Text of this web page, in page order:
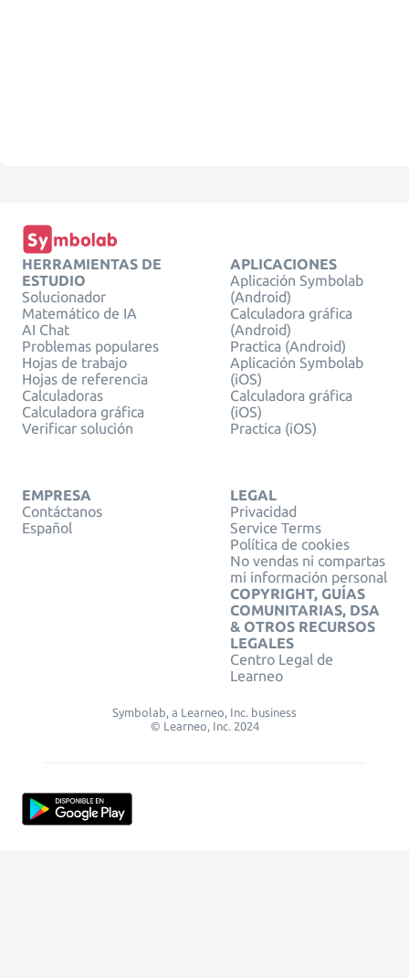
HERRAMIENTAS DE
ESTUDIO
Solucionador
Matemático de IA
AI Chat
Problemas populares
Hojas de trabajo
Hojas de referencia
Calculadoras
Calculadora gráfica
Verificar solución
APLICACIONES
Aplicación Symbolab
(Android)
Calculadora gráfica
(Android)
Practica (Android)
Aplicación Symbolab
(iOS)
Calculadora gráfica
(iOS)
Practica (iOS)
EMPRESA
Contáctanos
Español
LEGAL
Privacidad
Service Terms
Política de cookies
No vendas ni compartas
mi información personal
COPYRIGHT, GUÍAS
COMUNITARIAS, DSA
& OTROS RECURSOS
LEGALES
Centro Legal de
Learneo
Symbolab, a Learneo, Inc. business
© Learneo, Inc. 2024